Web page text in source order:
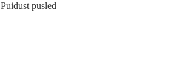
Puidust pusled